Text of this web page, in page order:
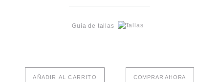
Guía de tallas
AÑADIR AL CARRITO COMPRAR AHORA